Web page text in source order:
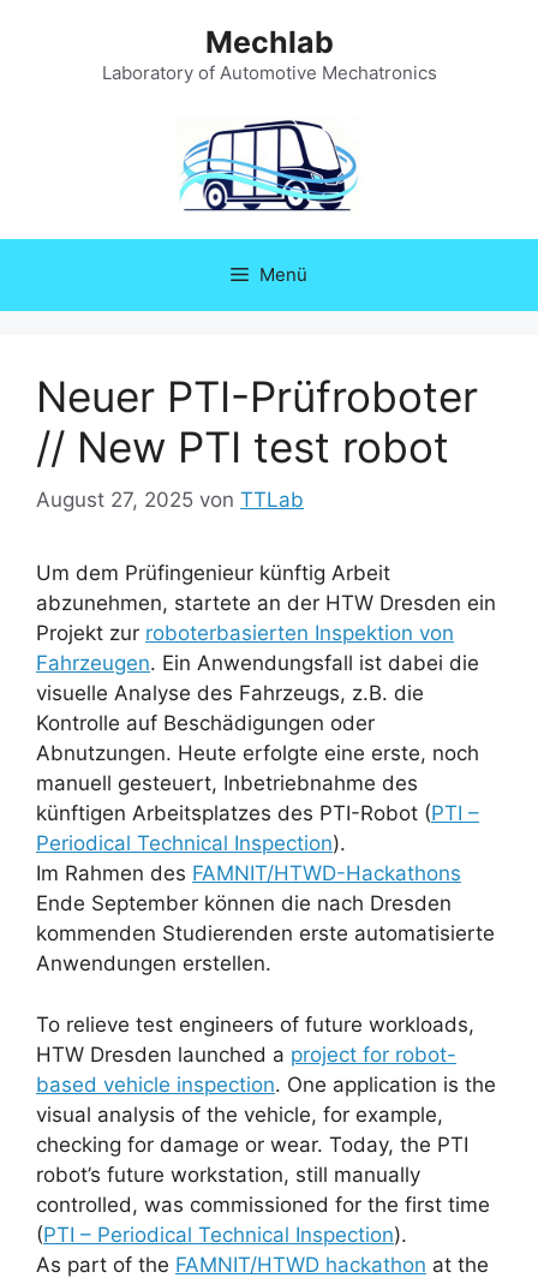
Mechlab
Laboratory of Automotive Mechatronics
Menü
Neuer PTI-Prüfroboter
// New PTI test robot
August 27, 2025 von TTLab
Um dem Prüfingenieur künftig Arbeit
abzunehmen, startete an der HTW Dresden ein
Projekt zur roboterbasierten Inspektion von
Fahrzeugen. Ein Anwendungsfall ist dabei die
visuelle Analyse des Fahrzeugs, z.B. die
Kontrolle auf Beschädigungen oder
Abnutzungen. Heute erfolgte eine erste, noch
manuell gesteuert, Inbetriebnahme des
künftigen Arbeitsplatzes des PTI-Robot (PTI –
Periodical Technical Inspection).
Im Rahmen des FAMNIT/HTWD-Hackathons
Ende September können die nach Dresden
kommenden Studierenden erste automatisierte
Anwendungen erstellen.
To relieve test engineers of future workloads,
HTW Dresden launched a project for robot-
based vehicle inspection. One application is the
visual analysis of the vehicle, for example,
checking for damage or wear. Today, the PTI
robot’s future workstation, still manually
controlled, was commissioned for the first time
(PTI – Periodical Technical Inspection).
As part of the FAMNIT/HTWD hackathon at the